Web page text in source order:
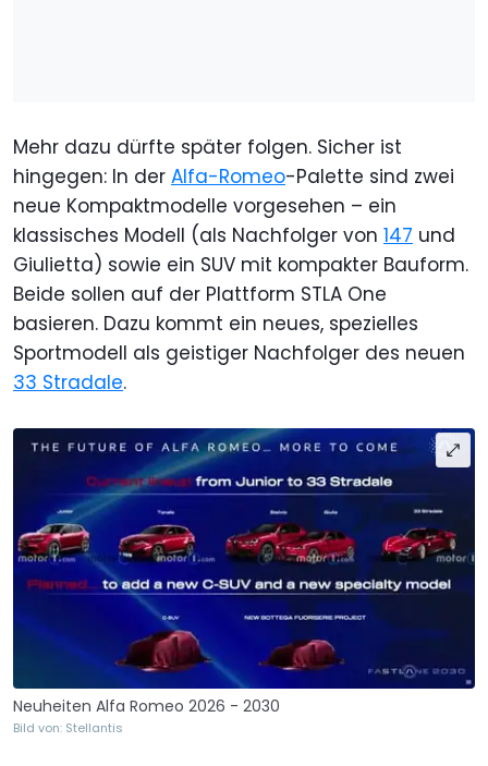
Mehr dazu dürfte später folgen. Sicher ist
hingegen: In der Alfa-Romeo-Palette sind zwei
neue Kompaktmodelle vorgesehen – ein
klassisches Modell (als Nachfolger von 147 und
Giulietta) sowie ein SUV mit kompakter Bauform.
Beide sollen auf der Plattform STLA One
basieren. Dazu kommt ein neues, spezielles
Sportmodell als geistiger Nachfolger des neuen
33 Stradale.
Neuheiten Alfa Romeo 2026 - 2030
Bild von: Stellantis